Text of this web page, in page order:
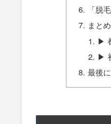
「脱
まと
▶
▶
最後